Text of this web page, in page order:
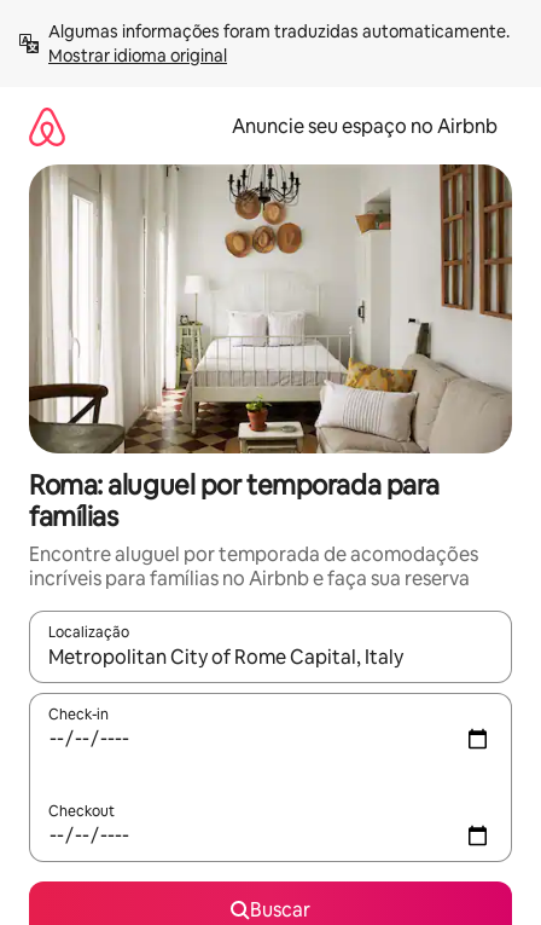
para
Mostrar idioma original
Anuncie seu espaço no Airbnb
Roma: aluguel por temporada para
famílias
Encontre aluguel por temporada de acomodações
incríveis para famílias no Airbnb e faça sua reserva
Localização
Quando os resultados estiverem disponíveis, explore-os
Check-in
Checkout
Buscar